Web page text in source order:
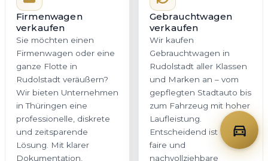
Firmenwagen
verkaufen
Sie möchten einen
Firmenwagen oder eine
ganze Flotte in
Rudolstadt veräußern?
Wir bieten Unternehmen
in Thüringen eine
professionelle, diskrete
und zeitsparende
Lösung. Mit klarer
Dokumentation,
Gebrauchtwagen
verkaufen
Wir kaufen
Gebrauchtwagen in
Rudolstadt aller Klassen
und Marken an – vom
gepflegten Stadtauto bis
zum Fahrzeug mit hoher
Laufleistung.
Entscheidend ist eine
faire und
nachvollziehbare